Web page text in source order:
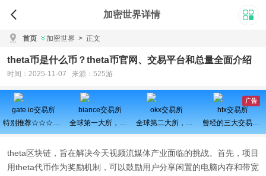
加密世界详情
首页 加密世界 > 正文
theta币是什么币？theta币官网、交易平台和总量全面介绍
时间：2025-11-07 来源：525游
广告
gate.io交易所
特别推荐☆☆☆百倍币之王
biance交易所
全球第一大所，新用户注册可得100USDT奖励
okx交易所
全球第二大所，新用户拆盲盒100%中奖，最高价值60000元
htx交易所
曾经的三大交易所之一、近期空投活动较多，力争重回巅峰
theta区块链，旨在解决今天视频流媒体产业面临的挑战。首先，项目
用theta代币作为奖励机制，可以鼓励用户分享闲置的电脑内存和带宽